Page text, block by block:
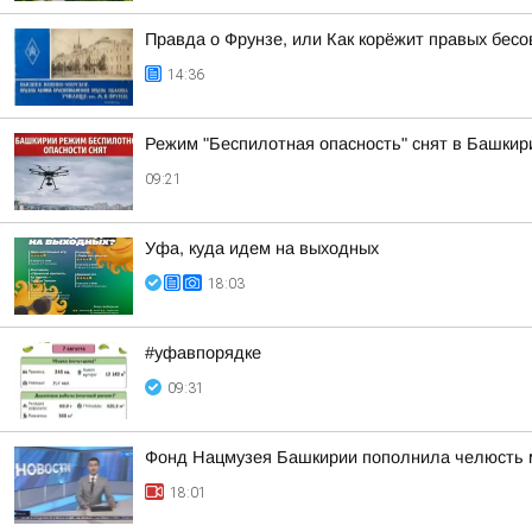
Правда о Фрунзе, или Как корёжит правых
14:36
Режим "Беспилотная опасность" снят в
09:21
Уфа, куда идем на выходных
18:03
#уфавпорядке
09:31
Фонд Нацмузея Башкирии пополнила челюсть
18:01